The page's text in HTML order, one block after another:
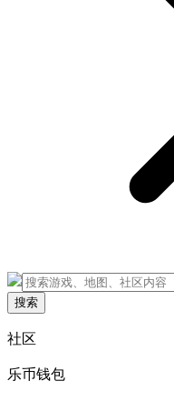
搜索
社区
乐币钱包